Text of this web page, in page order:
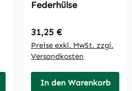
Federhülse
Regulärer Preis:
31,25 €
Preise exkl. MwSt. zzgl.
Versandkosten
In den Warenkorb